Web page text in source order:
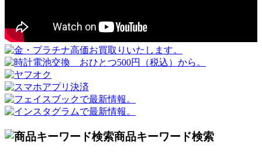
商品キーワード検索